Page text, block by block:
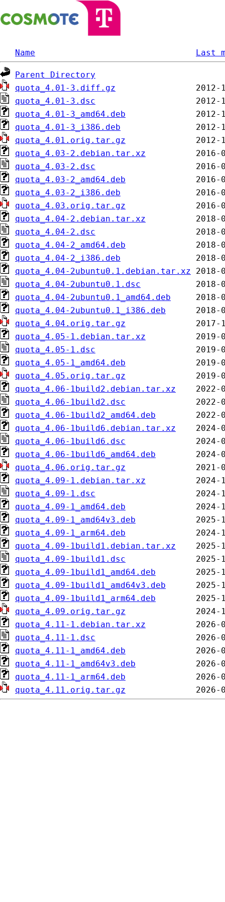
Name Last
Parent Directory
quota_4.01-3.diff.gz
quota_4.01-3.dsc
quota_4.01-3_amd64.deb
quota_4.01-3_i386.deb
quota_4.01.orig.tar.gz
quota_4.03-2.debian.tar.xz
quota_4.03-2.dsc
quota_4.03-2_amd64.deb
quota_4.03-2_i386.deb
quota_4.03.orig.tar.gz
quota_4.04-2.debian.tar.xz
quota_4.04-2.dsc
quota_4.04-2_amd64.deb
quota_4.04-2_i386.deb
quota_4.04-2ubuntu0.1.debian.tar.xz
quota_4.04-2ubuntu0.1.dsc
quota_4.04-2ubuntu0.1_amd64.deb
quota_4.04-2ubuntu0.1_i386.deb
quota_4.04.orig.tar.gz
quota_4.05-1.debian.tar.xz
quota_4.05-1.dsc
quota_4.05-1_amd64.deb
quota_4.05.orig.tar.gz
quota_4.06-1build2.debian.tar.xz
quota_4.06-1build2.dsc
quota_4.06-1build2_amd64.deb
quota_4.06-1build6.debian.tar.xz
quota_4.06-1build6.dsc
quota_4.06-1build6_amd64.deb
quota_4.06.orig.tar.gz
quota_4.09-1.debian.tar.xz
quota_4.09-1.dsc
quota_4.09-1_amd64.deb
quota_4.09-1_amd64v3.deb
quota_4.09-1_arm64.deb
quota_4.09-1build1.debian.tar.xz
quota_4.09-1build1.dsc
quota_4.09-1build1_amd64.deb
quota_4.09-1build1_amd64v3.deb
quota_4.09-1build1_arm64.deb
quota_4.09.orig.tar.gz
quota_4.11-1.debian.tar.xz
quota_4.11-1.dsc
quota_4.11-1_amd64.deb
quota_4.11-1_amd64v3.deb
quota_4.11-1_arm64.deb
quota_4.11.orig.tar.gz